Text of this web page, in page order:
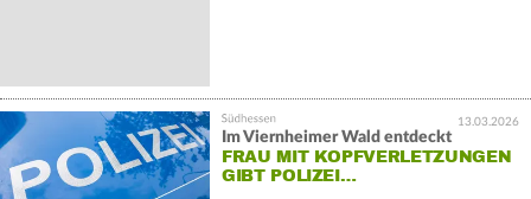
13.03.2026
Im Viernheimer Wald entdeckt
FRAU MIT KOPFVERLETZUNGEN
GIBT POLIZEI…